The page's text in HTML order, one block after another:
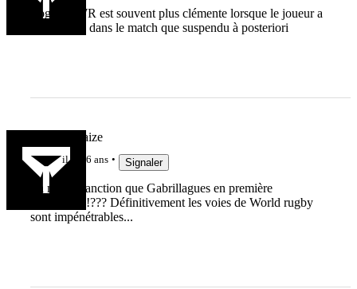
Logique WR est souvent plus clémente lorsque le joueur a
été expulsé dans le match que suspendu à posteriori
Nicolas Fraize
il y a 6 ans Signaler
La même sanction que Gabrillagues en première
instance??!!??? Définitivement les voies de World rugby
sont impénétrables...